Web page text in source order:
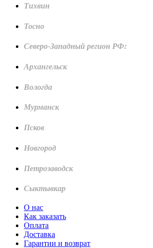
Тихвин
Тосно
Северо-Западный регион РФ:
Архангельск
Вологда
Мурманск
Псков
Новгород
Петрозаводск
Сыктывкар
О нас
Как заказать
Оплата
Доставка
Гарантии и возврат